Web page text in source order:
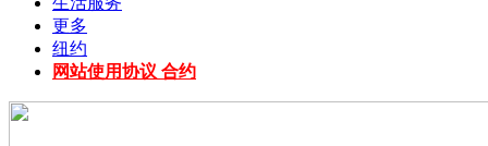
更多
纽约
网站使用协议 合约